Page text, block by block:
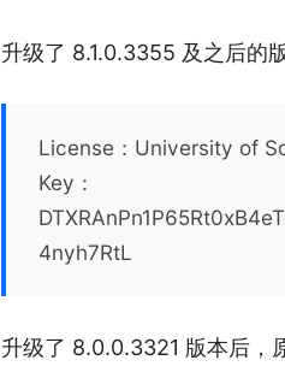
升级了 8.1.0.3355 及之后的
License：University of
Key：
4nyh7RtL
升级了 8.0.0.3321 版本后，